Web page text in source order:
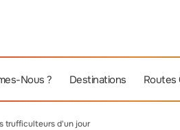
Nous ? Destinations Routes
trufficulteurs d'un jour